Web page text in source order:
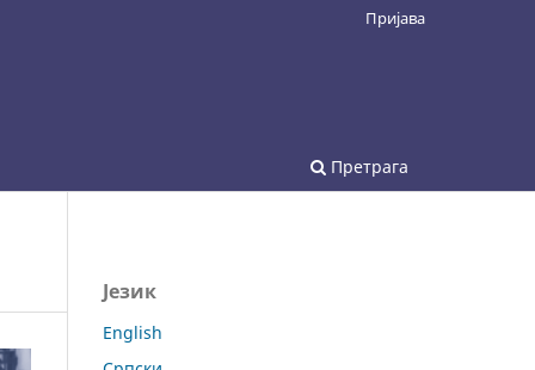
Претрага
Пријава
Језик
English